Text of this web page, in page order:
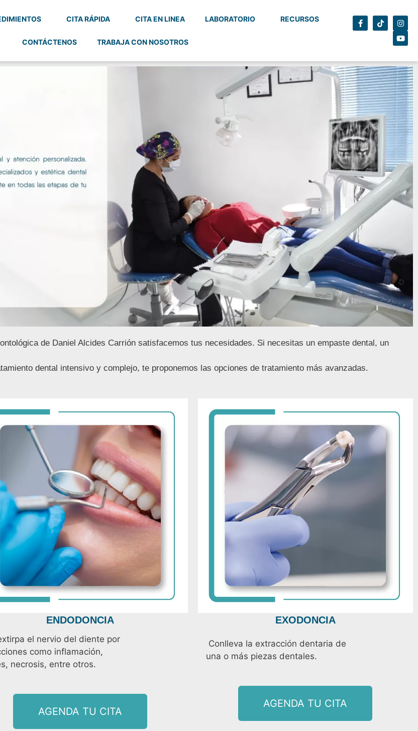
CITA RÁPIDA CITA EN LINEA LABORATORIO RECURSOS
CONTÁCTENOS TRABAJA CON NOSOTROS
de Daniel Alcides Carrión satisfacemos tus necesidades. Si necesitas un empaste dental, un
te proponemos las opciones de tratamiento más avanzadas.
ENDODONCIA
el nervio del diente por
como inflamación,
necrosis, entre otros.
AGENDA TU CITA
EXODONCIA
Conlleva la extracción dentaria de
una o más piezas dentales.
AGENDA TU CITA